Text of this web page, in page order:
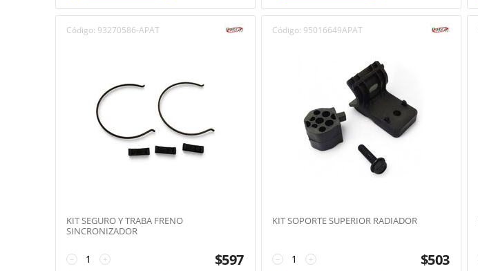
Código: 93270586-APAT
KIT SEGURO Y TRABA FRENO
SINCRONIZADOR
+
− $597
Código: 95016649APAT
KIT SOPORTE SUPERIOR RADIADOR
+
− $503